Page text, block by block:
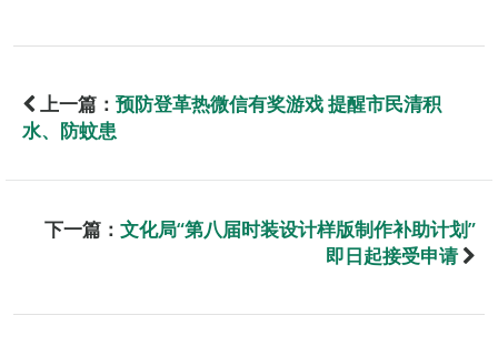
上一篇： 预防登革热微信有奖游戏 提醒市民清积
水、防蚊患
下一篇： 文化局“第八届时装设计样版制作补助计划”
即日起接受申请